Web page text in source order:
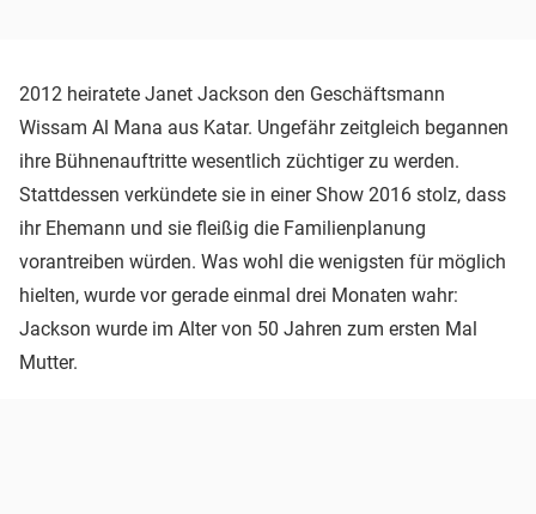
2012 heiratete Janet Jackson den Geschäftsmann
Wissam Al Mana aus Katar. Ungefähr zeitgleich begannen
ihre Bühnenauftritte wesentlich züchtiger zu werden.
Stattdessen verkündete sie in einer Show 2016 stolz, dass
ihr Ehemann und sie fleißig die Familienplanung
vorantreiben würden. Was wohl die wenigsten für möglich
hielten, wurde vor gerade einmal drei Monaten wahr:
Jackson wurde im Alter von 50 Jahren zum ersten Mal
Mutter.